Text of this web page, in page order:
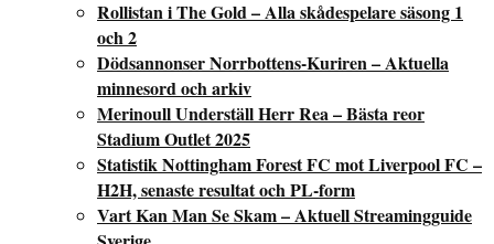
Rollistan i The Gold – Alla skådespelare säsong 1
och 2
Dödsannonser Norrbottens-Kuriren – Aktuella
minnesord och arkiv
Merinoull Underställ Herr Rea – Bästa reor
Stadium Outlet 2025
Statistik Nottingham Forest FC mot Liverpool FC –
H2H, senaste resultat och PL-form
Vart Kan Man Se Skam – Aktuell Streamingguide